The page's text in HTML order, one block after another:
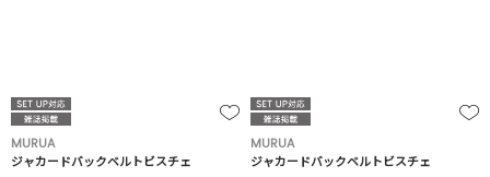
MURUA
ジャカードバックベルトビスチェ
MURUA
ジャカードバックベルトビスチェ